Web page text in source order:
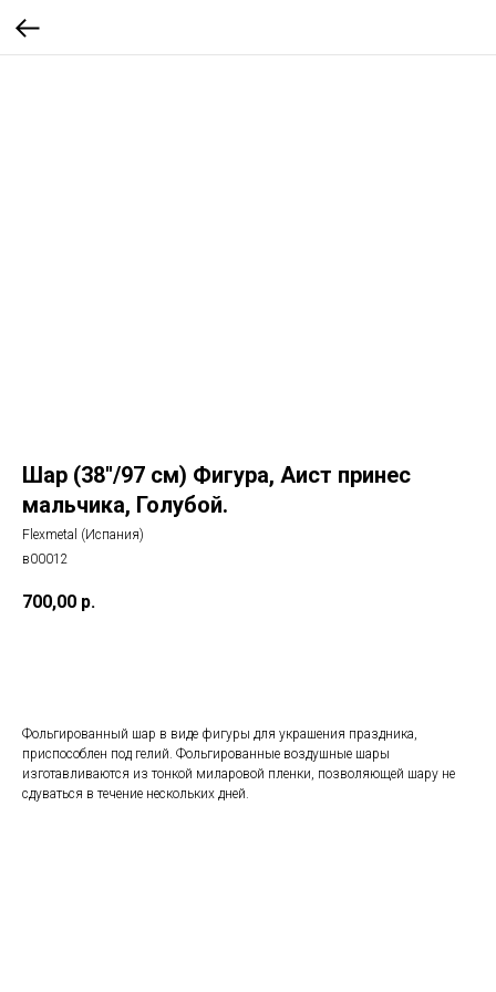
Шар (38''/97 см) Фигура, Аист принес
мальчика, Голубой.
Flexmetal (Испания)
в00012
700,00 р.
Фольгированный шар в виде фигуры для украшения праздника,
приспособлен под гелий. Фольгированные воздушные шары
изготавливаются из тонкой миларовой пленки, позволяющей шару не
сдуваться в течение нескольких дней.